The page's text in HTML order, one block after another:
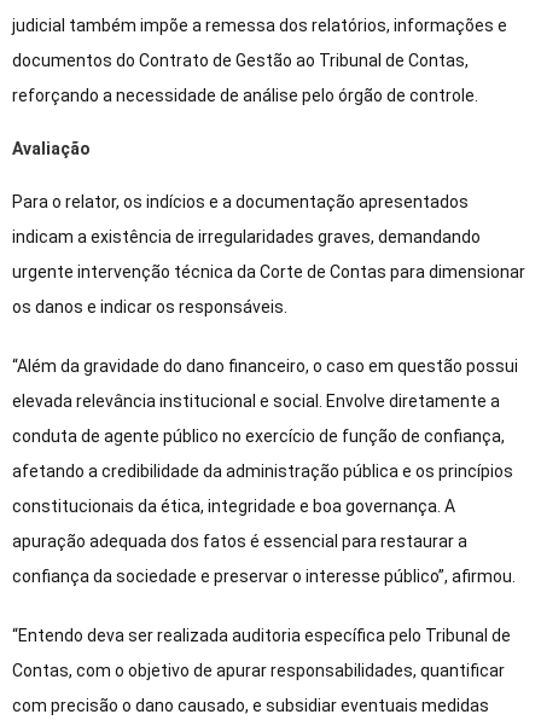
judicial também impõe a remessa dos relatórios, informações e
documentos do Contrato de Gestão ao Tribunal de Contas,
reforçando a necessidade de análise pelo órgão de controle.
Avaliação
Para o relator, os indícios e a documentação apresentados
indicam a existência de irregularidades graves, demandando
urgente intervenção técnica da Corte de Contas para dimensionar
os danos e indicar os responsáveis.
“Além da gravidade do dano financeiro, o caso em questão possui
elevada relevância institucional e social. Envolve diretamente a
conduta de agente público no exercício de função de confiança,
afetando a credibilidade da administração pública e os princípios
constitucionais da ética, integridade e boa governança. A
apuração adequada dos fatos é essencial para restaurar a
confiança da sociedade e preservar o interesse público”, afirmou.
“Entendo deva ser realizada auditoria específica pelo Tribunal de
Contas, com o objetivo de apurar responsabilidades, quantificar
com precisão o dano causado, e subsidiar eventuais medidas